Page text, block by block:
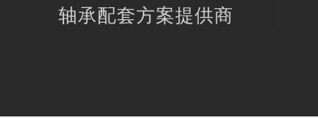
轴承配套方案提供商